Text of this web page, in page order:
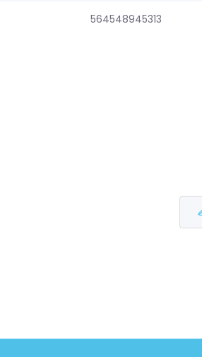
564548945313